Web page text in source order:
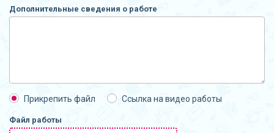
Дополнительные сведения о работе
Прикрепить файл Ссылка на видео работы
Файл работы